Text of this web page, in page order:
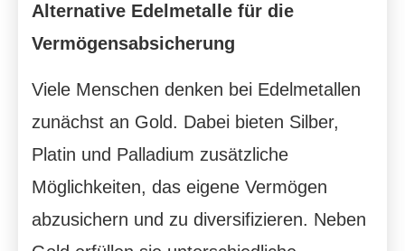
Alternative Edelmetalle für die
Vermögensabsicherung
Viele Menschen denken bei Edelmetallen
zunächst an Gold. Dabei bieten Silber,
Platin und Palladium zusätzliche
Möglichkeiten, das eigene Vermögen
abzusichern und zu diversifizieren. Neben